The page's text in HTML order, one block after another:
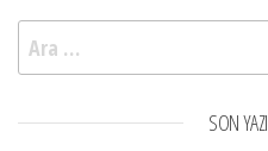
Arama:
SON